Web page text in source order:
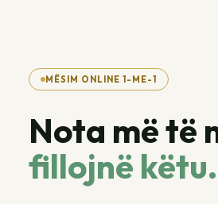
MËSIM ONLINE 1-ME-1
Nota më të
fillojnë këtu.